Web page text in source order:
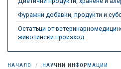
Фуражни добавки, продукти и
Остатъци от
животински произход
НАЧАЛО НАУЧНИ ИНФОРМАЦИИ